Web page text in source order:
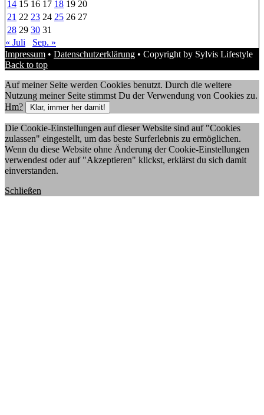
14 15 16 17 18 19 20
21 22 23 24 25 26 27
28 29 30 31
« Juli
Sep. »
Impressum • Datenschutzerklärung • Copyright by Sylvis Lifestyle
Back to top
Auf meiner Seite werden Cookies benutzt. Durch die weitere
Nutzung meiner Seite stimmst Du der Verwendung von Cookies zu.
Hm?
Klar, immer her damit!
Die Cookie-Einstellungen auf dieser Website sind auf "Cookies
zulassen" eingestellt, um das beste Surferlebnis zu ermöglichen.
Wenn du diese Website ohne Änderung der Cookie-Einstellungen
verwendest oder auf "Akzeptieren" klickst, erklärst du sich damit
einverstanden.
Schließen